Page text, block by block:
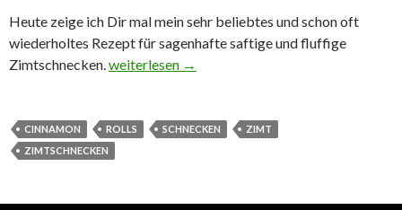
Heute zeige ich Dir mal mein sehr beliebtes und schon oft
wiederholtes Rezept für sagenhafte saftige und fluffige
Zimtschnecken.Zimtschnecken
weiterlesen →
CINNAMON ROLLS SCHNECKEN
ZIMT
ZIMTSCHNECKEN